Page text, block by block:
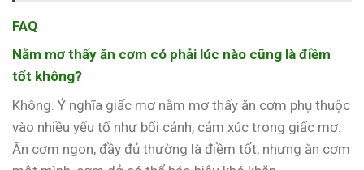
FAQ
Nằm mơ thấy ăn cơm có phải lúc nào cũng là điềm
tốt không?
Không. Ý nghĩa giấc mơ nằm mơ thấy ăn cơm phụ thuộc
vào nhiều yếu tố như bối cảnh, cảm xúc trong giấc mơ.
Ăn cơm ngon, đầy đủ thường là điềm tốt, nhưng ăn cơm